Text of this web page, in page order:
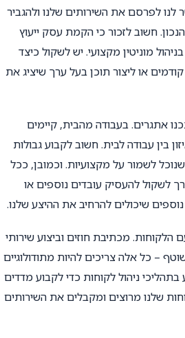
לפרסם את השירותים שלנו ולהגביר
חשוב לזכור כי הקמת עסק ייעוץ
מוניטין מקצועי. יש לשקול כיצד
או ליצור תוכן בעל ערך שיציג את
אתגרים. בעבודה מהבית, קיימים
בין עבודה לבית. חשוב לקבוע גבולות
לשמור על מקצועיות. וכמובן, ככל
לשקול להעסיק עובדים נוספים או
שיכולים להרחיב את ההיצע שלנו.
הלקוחות. מכתיבת חוזים וביצוע שירותי
– כל אלה צריכים להיות מתודולוגיים
ניהול לקוחות כדי לקבוע מדדים
שלנו מרוצים ומקבלים את השירותים